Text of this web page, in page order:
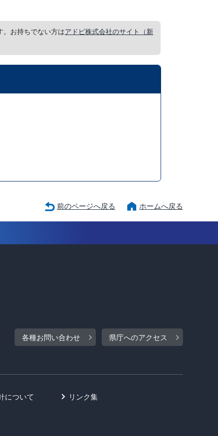
。お持ちでない方はアドビ株式会社のサイト（新
前のページへ戻る ホームへ戻る
各種お問い合わせ 県庁へのアクセス
について リンク集